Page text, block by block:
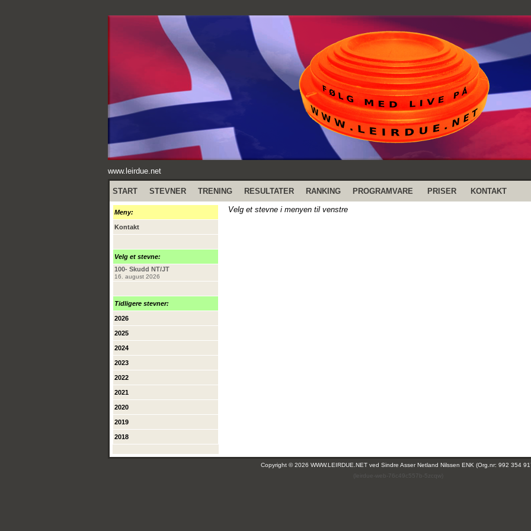
www.leirdue.net
START STEVNER TRENING RESULTATER RANKING PROGRAMVARE PRISER KONTAKT
Meny:
Kontakt
Velg et stevne:
100- Skudd NT/JT
16. august 2026
Tidligere stevner:
2026
2025
2024
2023
2022
2021
2020
2019
2018
Velg et stevne i menyen til venstre
Copyright © 2026 WWW.LEIRDUE.NET ved Sindre Asser Netland Nilssen ENK (Org.nr: 992 354
(leirdue-web-76c49c557b-5zcqw)